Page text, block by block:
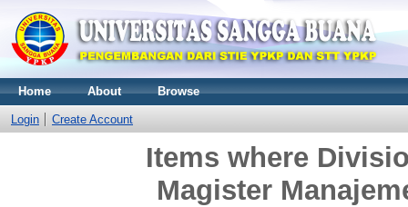
Home About Browse
Login Create Account
Items where
Magister